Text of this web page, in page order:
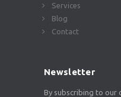
Services
Blog
Contact
Newsletter
By subscribing to our